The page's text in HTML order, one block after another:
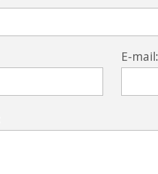
E-mail: